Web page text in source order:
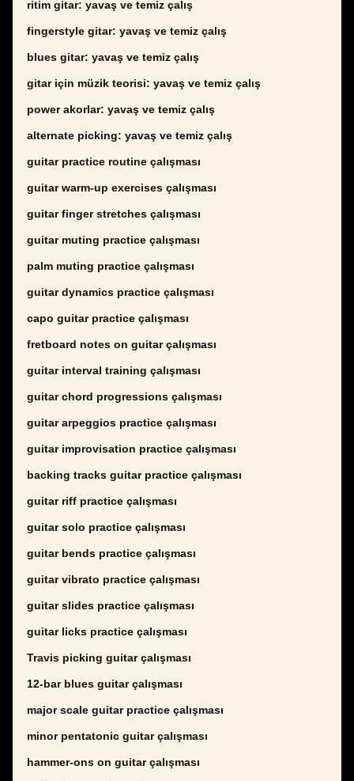
ritim gitar: yavaş ve temiz çalış
fingerstyle gitar: yavaş ve temiz çalış
blues gitar: yavaş ve temiz çalış
gitar için müzik teorisi: yavaş ve temiz çalış
power akorlar: yavaş ve temiz çalış
alternate picking: yavaş ve temiz çalış
guitar practice routine çalışması
guitar warm-up exercises çalışması
guitar finger stretches çalışması
guitar muting practice çalışması
palm muting practice çalışması
guitar dynamics practice çalışması
capo guitar practice çalışması
fretboard notes on guitar çalışması
guitar interval training çalışması
guitar chord progressions çalışması
guitar arpeggios practice çalışması
guitar improvisation practice çalışması
backing tracks guitar practice çalışması
guitar riff practice çalışması
guitar solo practice çalışması
guitar bends practice çalışması
guitar vibrato practice çalışması
guitar slides practice çalışması
guitar licks practice çalışması
Travis picking guitar çalışması
12-bar blues guitar çalışması
major scale guitar practice çalışması
minor pentatonic guitar çalışması
hammer-ons on guitar çalışması